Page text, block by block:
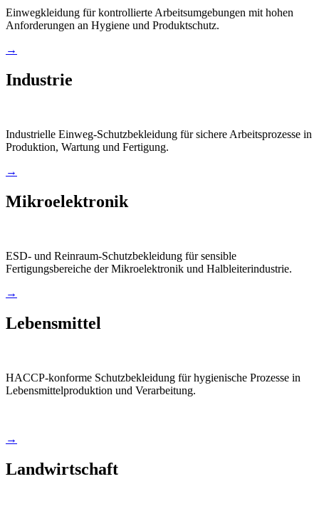
Einwegkleidung für kontrollierte Arbeitsumgebungen mit hohen
Anforderungen an Hygiene und Produktschutz.
→
Industrie
Industrielle Einweg-Schutzbekleidung für sichere Arbeitsprozesse in
Produktion, Wartung und Fertigung.
→
Mikroelektronik
ESD- und Reinraum-Schutzbekleidung für sensible
Fertigungsbereiche der Mikroelektronik und Halbleiterindustrie.
→
Lebensmittel
HACCP-konforme Schutzbekleidung für hygienische Prozesse in
Lebensmittelproduktion und Verarbeitung.
→
Landwirtschaft